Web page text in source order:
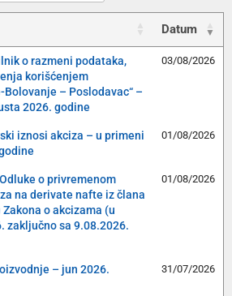
Datum
o razmeni podataka,
korišćenjem
– Poslodavac“ –
2026. godine
03/08/2026
iznosi akciza – u primeni
01/08/2026
o privremenom
na derivate nafte iz člana
o akcizama (u
zaključno sa 9.08.2026.
01/08/2026
– jun 2026.
31/07/2026